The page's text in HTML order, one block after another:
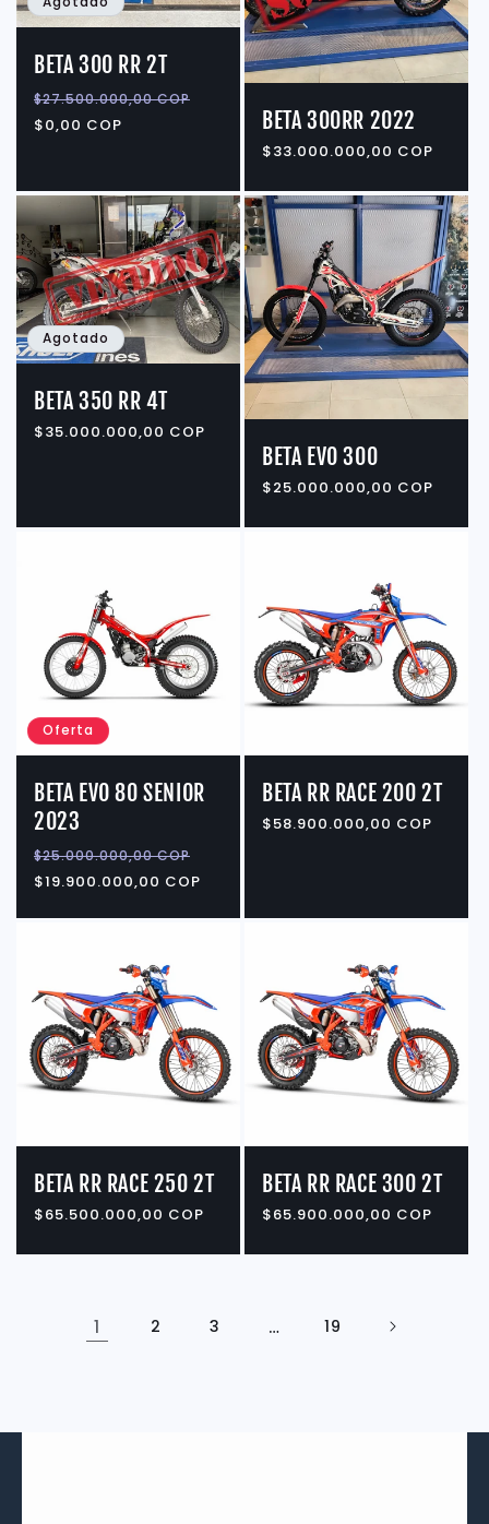
BETA 300 RR 2T
Precio
habitual
$27.500.000,00 COP
$0,00 COP BETA 300RR 2022
Precio
$33.000.000,00 COP
Agotado
BETA 350 RR 4T
Precio
$35.000.000,00 COP
BETA EVO 300
Precio
$25.000.000,00 COP
Oferta
BETA EVO 80 SENIOR
2023
Precio
habitual
$25.000.000,00 COP
$19.900.000,00 COP
BETA RR RACE 200 2T
Precio
$58.900.000,00 COP
BETA RR RACE 250 2T
Precio
$65.500.000,00 COP
BETA RR RACE 300 2T
Precio
$65.900.000,00 COP
1 2 3 … 19